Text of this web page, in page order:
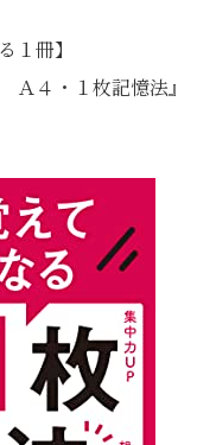
１冊】
４・１枚記憶法』